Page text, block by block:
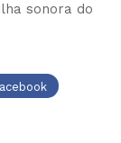
sonora do